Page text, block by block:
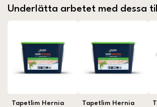
Underlätta arbetet med dessa
Tapetlim Hernia
Tapetlim Hernia